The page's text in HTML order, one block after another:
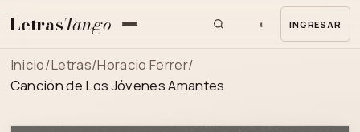
LetrasTango ◐ INGRESAR
Inicio/Letras/Horacio Ferrer/
Canción de Los Jóvenes Amantes